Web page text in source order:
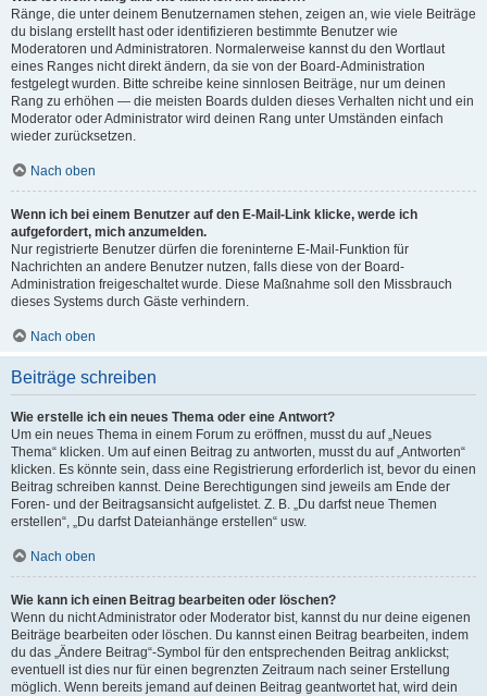
Ränge, die unter deinem Benutzernamen stehen, zeigen an, wie viele Beiträge
du bislang erstellt hast oder identifizieren bestimmte Benutzer wie
Moderatoren und Administratoren. Normalerweise kannst du den Wortlaut
eines Ranges nicht direkt ändern, da sie von der Board-Administration
festgelegt wurden. Bitte schreibe keine sinnlosen Beiträge, nur um deinen
Rang zu erhöhen — die meisten Boards dulden dieses Verhalten nicht und ein
Moderator oder Administrator wird deinen Rang unter Umständen einfach
wieder zurücksetzen.
Nach oben
Wenn ich bei einem Benutzer auf den E-Mail-Link klicke, werde ich
aufgefordert, mich anzumelden.
Nur registrierte Benutzer dürfen die foreninterne E-Mail-Funktion für
Nachrichten an andere Benutzer nutzen, falls diese von der Board-
Administration freigeschaltet wurde. Diese Maßnahme soll den Missbrauch
dieses Systems durch Gäste verhindern.
Nach oben
Beiträge schreiben
Wie erstelle ich ein neues Thema oder eine Antwort?
Um ein neues Thema in einem Forum zu eröffnen, musst du auf „Neues
Thema“ klicken. Um auf einen Beitrag zu antworten, musst du auf „Antworten“
klicken. Es könnte sein, dass eine Registrierung erforderlich ist, bevor du einen
Beitrag schreiben kannst. Deine Berechtigungen sind jeweils am Ende der
Foren- und der Beitragsansicht aufgelistet. Z. B. „Du darfst neue Themen
erstellen“, „Du darfst Dateianhänge erstellen“ usw.
Nach oben
Wie kann ich einen Beitrag bearbeiten oder löschen?
Wenn du nicht Administrator oder Moderator bist, kannst du nur deine eigenen
Beiträge bearbeiten oder löschen. Du kannst einen Beitrag bearbeiten, indem
du das „Ändere Beitrag“-Symbol für den entsprechenden Beitrag anklickst;
eventuell ist dies nur für einen begrenzten Zeitraum nach seiner Erstellung
möglich. Wenn bereits jemand auf deinen Beitrag geantwortet hat, wird dein